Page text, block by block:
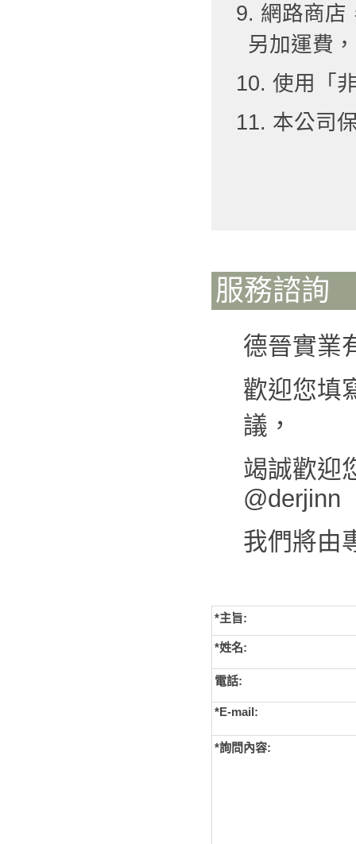
9. 網路商店
另加運費
10. 使用「
11. 本公司
服務諮詢
德晉實業
歡迎您填
議，
竭誠歡迎
@derjinn
我們將由
*主旨:
*姓名:
電話:
*E-mail:
*詢問內容: